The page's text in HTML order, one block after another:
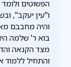
הפשוטים
ו"עין יעקב",
והיה מחבבם
בוא ר' שלמה
מצד הקנאה
והתחיל